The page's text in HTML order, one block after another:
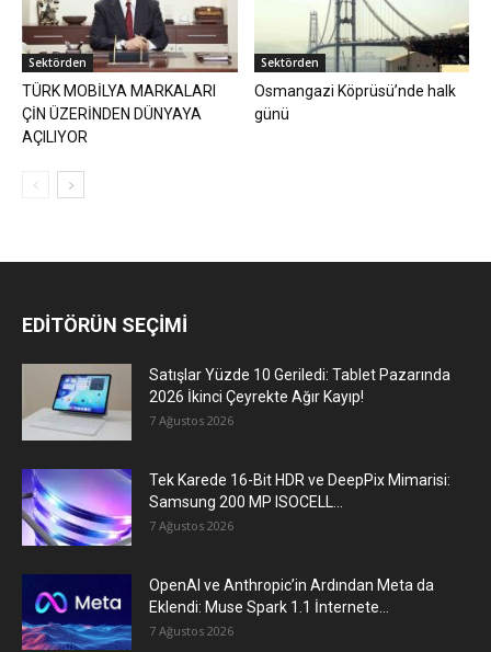
Sektörden
TÜRK MOBİLYA MARKALARI
ÇİN ÜZERİNDEN DÜNYAYA
AÇILIYOR
Sektörden
Osmangazi Köprüsü’nde halk
günü
EDİTÖRÜN SEÇİMİ
Satışlar Yüzde 10 Geriledi: Tablet Pazarında
2026 İkinci Çeyrekte Ağır Kayıp!
7 Ağustos 2026
Tek Karede 16-Bit HDR ve DeepPix Mimarisi:
Samsung 200 MP ISOCELL...
7 Ağustos 2026
OpenAI ve Anthropic’in Ardından Meta da
Eklendi: Muse Spark 1.1 İnternete...
7 Ağustos 2026